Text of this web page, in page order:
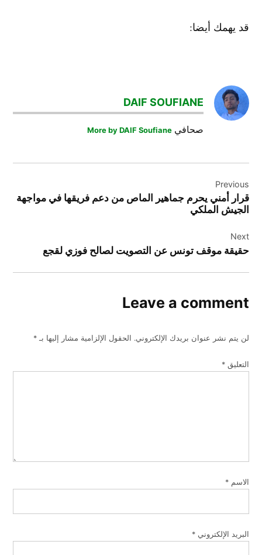
قد يهمك أيضا:
أوناحي
المغرب
باناثينايكوس
تصفيات
كأس
العالم
2026
مارسيليا
وليد
DAIF SOUFIANE
صحافيMore by DAIF Soufiane
المقالات
Previous
قرار أمني يحرم جماهير الماص من دعم فريقها في مواجهة
الجيش الملكي
Next
حقيقة موقف تونس عن التصويت لصالح فوزي لقجع
Leave a comment
لن يتم نشر عنوان بريدك الإلكتروني. الحقول الإلزامية مشار إليها بـ*
التعليق*
الاسم*
البريد الإلكتروني*